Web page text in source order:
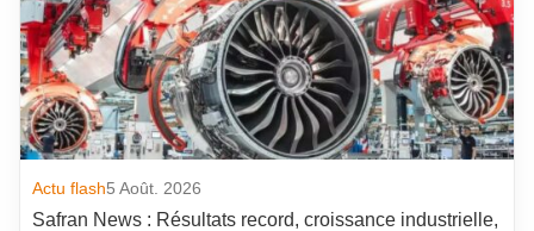
Actu flash5 Août. 2026
Safran News : Résultats record, croissance industrielle,